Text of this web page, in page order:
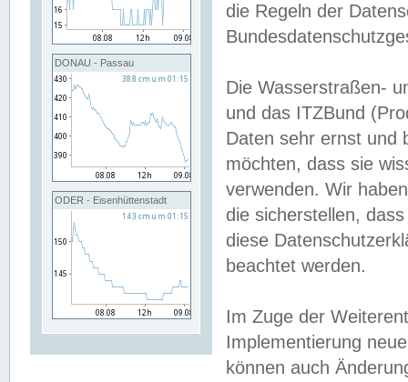
DONAU - Passau
ODER - Eisenhüttenstadt
die Regeln der
Die Wasserstraßen-
und das ITZBund
Daten sehr ernst und
möchten, dass sie
verwenden. Wir
die sicherstellen,
diese
beachtet werden.
Im Zuge der
Implementierung
können auch